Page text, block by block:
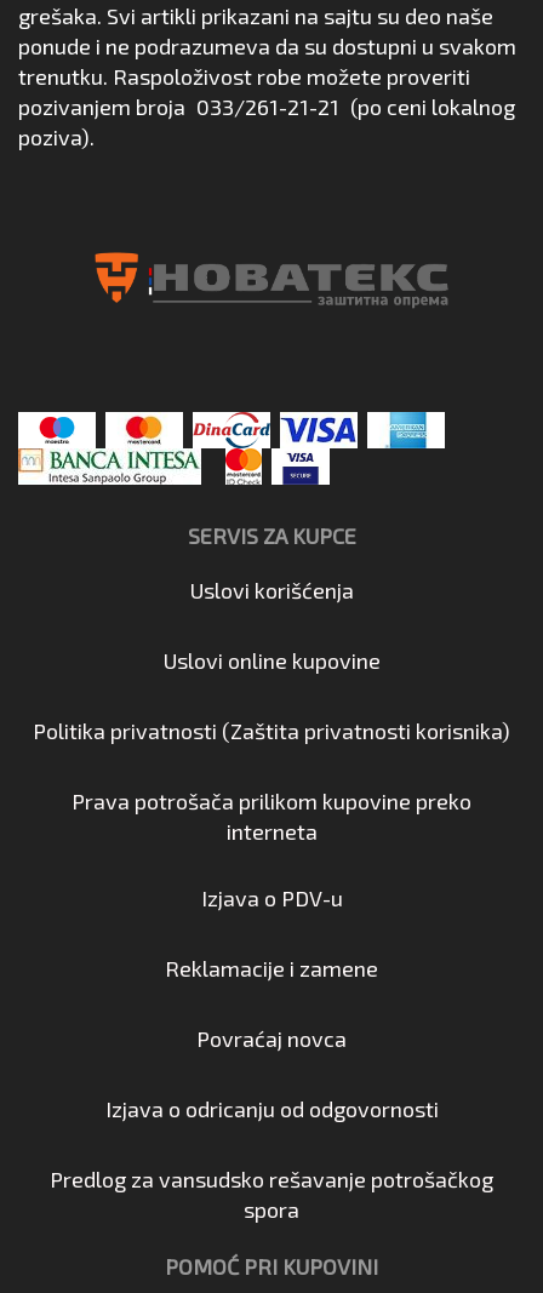
grešaka. Svi artikli prikazani na sajtu su deo naše
ponude i ne podrazumeva da su dostupni u svakom
trenutku. Raspoloživost robe možete proveriti
pozivanjem broja 033/261-21-21 (po ceni lokalnog
poziva).
SERVIS ZA KUPCE
Uslovi korišćenja
Uslovi online kupovine
Politika privatnosti (Zaštita privatnosti korisnika)
Prava potrošača prilikom kupovine preko
interneta
Izjava o PDV-u
Reklamacije i zamene
Povraćaj novca
Izjava o odricanju od odgovornosti
Predlog za vansudsko rešavanje potrošačkog
spora
POMOĆ PRI KUPOVINI